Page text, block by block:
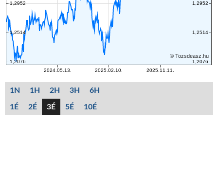
1N 1H 2H 3H 6H
1É 2É 3É 5É 10É